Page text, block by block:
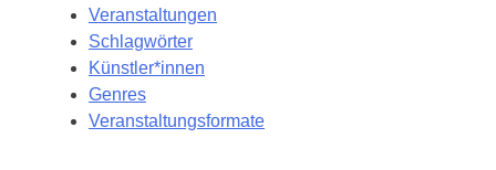
Veranstaltungen
Schlagwörter
Künstler*innen
Genres
Veranstaltungsformate